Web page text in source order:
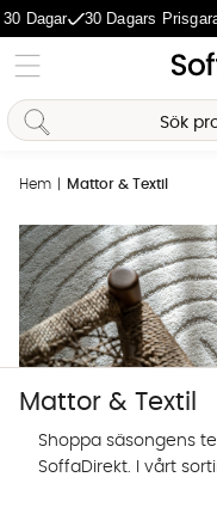
30 Dagars Prisgaranti
Hem Mattor & Textil
Mattor & Textil
Shoppa säsongens
SoffaDirekt. I vårt
utbud av